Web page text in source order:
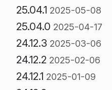
25.04.1 2025-05-08
25.04.0 2025-04-17
24.12.3 2025-03-06
24.12.2 2025-02-06
24.12.1 2025-01-09